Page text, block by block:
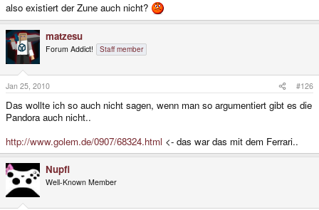
also existiert der Zune auch nicht?
matzesu
Forum Addict! Staff member
Jan 25, 2010 #126
Das wollte ich so auch nicht sagen, wenn man so argumentiert gibt es die
Pandora auch nicht..
http://www.golem.de/0907/68324.html <- das war das mit dem Ferrari..
Nupfi
Well-Known Member